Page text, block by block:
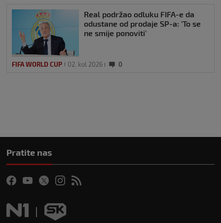
Real podržao odluku FIFA-e da
odustane od prodaje SP-a: ‘To se
ne smije ponoviti’
FIFA WORLD CUP 02. kol 2026 0
Pratite nas